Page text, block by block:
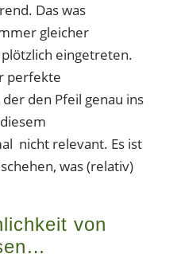
Das was
gleicher
eingetreten.
perfekte
den Pfeil genau ins
nicht relevant. Es ist
was (relativ)
von